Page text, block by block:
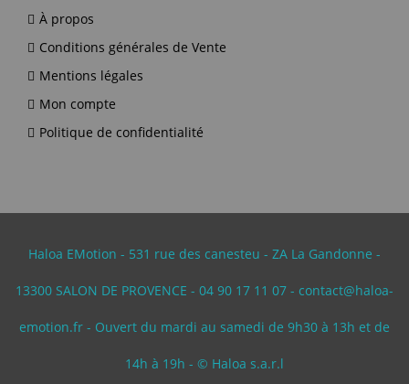
À propos
Conditions générales de Vente
Mentions légales
Mon compte
Politique de confidentialité
Haloa EMotion - 531 rue des canesteu - ZA La Gandonne -
13300 SALON DE PROVENCE - 04 90 17 11 07 - contact@haloa-
emotion.fr - Ouvert du mardi au samedi de 9h30 à 13h et de
14h à 19h - © Haloa s.a.r.l